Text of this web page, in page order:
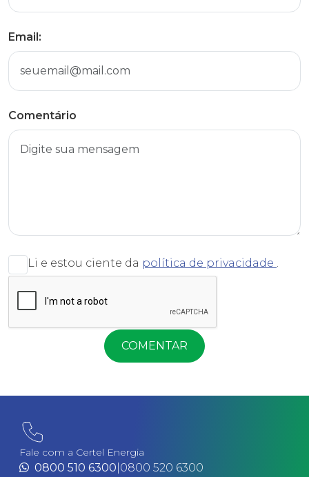
Email:
Comentário
Li e estou ciente da política de privacidade .
COMENTAR
Fale com a Certel Energia
0800 510 6300 0800 520 6300